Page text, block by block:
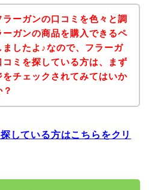
ーガンの口コミを色々と調
ーガンの商品を購入できるペ
ましたよ♪なので、フラーガ
コミを探している方は、まず
をチェックされてみてはいか
している方はこちらをクリ